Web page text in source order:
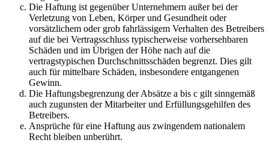
Die Haftung ist gegenüber Unternehmern außer bei der
Verletzung von Leben, Körper und Gesundheit oder
vorsätzlichem oder grob fahrlässigem Verhalten des Betreibers
auf die bei Vertragsschluss typischerweise vorhersehbaren
Schäden und im Übrigen der Höhe nach auf die
vertragstypischen Durchschnittsschäden begrenzt. Dies gilt
auch für mittelbare Schäden, insbesondere entgangenen
Gewinn.
Die Haftungsbegrenzung der Absätze a bis c gilt sinngemäß
auch zugunsten der Mitarbeiter und Erfüllungsgehilfen des
Betreibers.
Ansprüche für eine Haftung aus zwingendem nationalem
Recht bleiben unberührt.